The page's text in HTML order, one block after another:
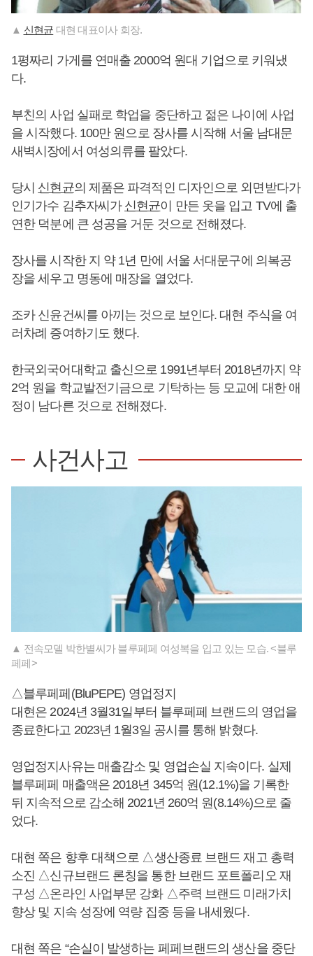
▲ 신현균 대현 대표이사 회장.
1평짜리 가게를 연매출 2000억 원대 기업으로 키워냈
다.
부친의 사업 실패로 학업을 중단하고 젊은 나이에 사업
을 시작했다. 100만 원으로 장사를 시작해 서울 남대문
새벽시장에서 여성의류를 팔았다.
당시 신현균의 제품은 파격적인 디자인으로 외면받다가
인기가수 김추자씨가 신현균이 만든 옷을 입고 TV에 출
연한 덕분에 큰 성공을 거둔 것으로 전해졌다.
장사를 시작한 지 약 1년 만에 서울 서대문구에 의복공
장을 세우고 명동에 매장을 열었다.
조카 신윤건씨를 아끼는 것으로 보인다. 대현 주식을 여
러차례 증여하기도 했다.
한국외국어대학교 출신으로 1991년부터 2018년까지 약
2억 원을 학교발전기금으로 기탁하는 등 모교에 대한 애
정이 남다른 것으로 전해졌다.
사건사고
▲ 전속모델 박한별씨가 블루페페 여성복을 입고 있는 모습. <블루
페페>
△블루페페(BluPEPE) 영업정지
대현은 2024년 3월31일부터 블루페페 브랜드의 영업을
종료한다고 2023년 1월3일 공시를 통해 밝혔다.
영업정지사유는 매출감소 및 영업손실 지속이다. 실제
블루페페 매출액은 2018년 345억 원(12.1%)을 기록한
뒤 지속적으로 감소해 2021년 260억 원(8.14%)으로 줄
었다.
대현 쪽은 향후 대책으로 △생산종료 브랜드 재고 총력
소진 △신규브랜드 론칭을 통한 브랜드 포트폴리오 재
구성 △온라인 사업부문 강화 △주력 브랜드 미래가치
향상 및 지속 성장에 역량 집중 등을 내세웠다.
대현 쪽은 “손실이 발생하는 페페브랜드의 생산을 중단